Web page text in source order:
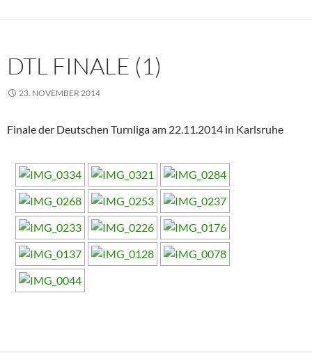
DTL FINALE (1)
23. NOVEMBER 2014
Finale der Deutschen Turnliga am 22.11.2014 in Karlsruhe